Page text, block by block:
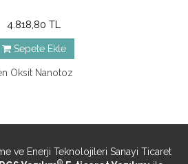
4.818,80 TL
Sepete Ekle
Oksit Nanotoz
ve Enerji Teknolojileri Sanayi Ticaret